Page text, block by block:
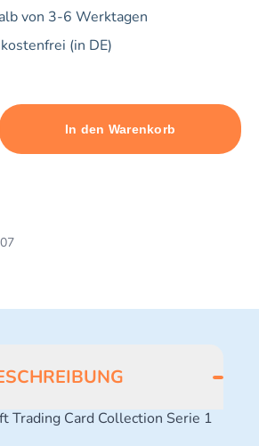
von 3-6 Werktagen
(in DE)
Maximum quantity: 3
In den Warenkorb
Trading Card Collection Serie 1